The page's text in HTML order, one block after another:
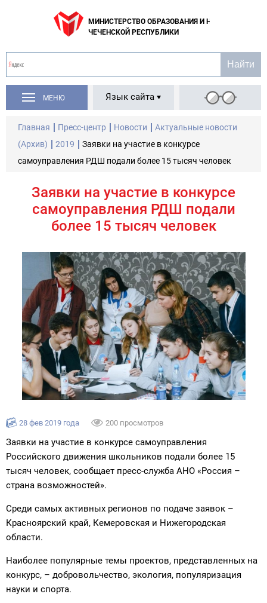
МИНИСТЕРСТВО ОБРАЗОВАНИЯ И НАУКИ
ЧЕЧЕНСКОЙ РЕСПУБЛИКИ
МЕНЮ Язык сайта
Главная Пресс-центр Новости
Актуальные новости
(Архив)
2019
Заявки на участие в конкурсе
самоуправления РДШ подали более 15 тысяч человек
Заявки на участие в конкурсе
самоуправления РДШ подали
более 15 тысяч человек
28 фев 2019 года 200 просмотров
Заявки на участие в конкурсе самоуправления
Российского движения школьников подали более 15
тысяч человек, сообщает пресс-служба АНО «Россия –
страна возможностей».
Среди самых активных регионов по подаче заявок –
Красноярский край, Кемеровская и Нижегородская
области.
Наиболее популярные темы проектов, представленных на
конкурс, – добровольчество, экология, популяризация
науки и спорта.